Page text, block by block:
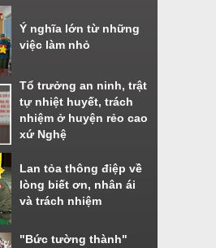
Ý nghĩa lớn từ những
việc làm nhỏ
Tổ trưởng an ninh, trật
tự nhiệt huyết, trách
nhiệm ở huyện rẻo cao
xứ Nghệ
Lan tỏa thông điệp về
lòng biết ơn, nhân ái
và trách nhiệm
"Bức tường thành"